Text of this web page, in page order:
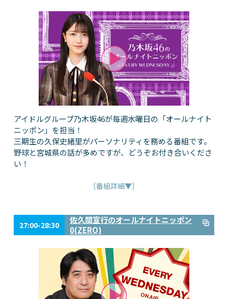
アイドルグループ乃木坂46が毎週水曜日の「オールナイト
ニッポン」を担当！
三期生の久保史緒里がパーソナリティを務める番組です。
野球と宮城県の話が多めですが、どうぞお付き合いくださ
い！
［番組詳細▼］
27:00-28:30
佐久間宣行のオールナイトニッポン
0(ZERO)